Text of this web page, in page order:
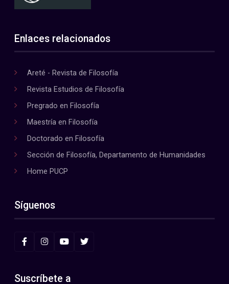
Enlaces relacionados
Areté - Revista de Filosofía
Revista Estudios de Filosofía
Pregrado en Filosofía
Maestría en Filosofía
Doctorado en Filosofía
Sección de Filosofía, Departamento de Humanidades
Home PUCP
Síguenos
Suscríbete a